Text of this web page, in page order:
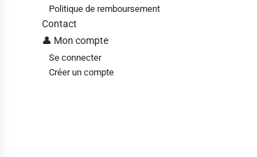
Politique de remboursement
Contact
👤 Mon compte
Se connecter
Créer un compte